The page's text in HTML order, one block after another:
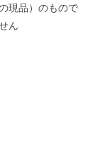
現品）のもので
ん